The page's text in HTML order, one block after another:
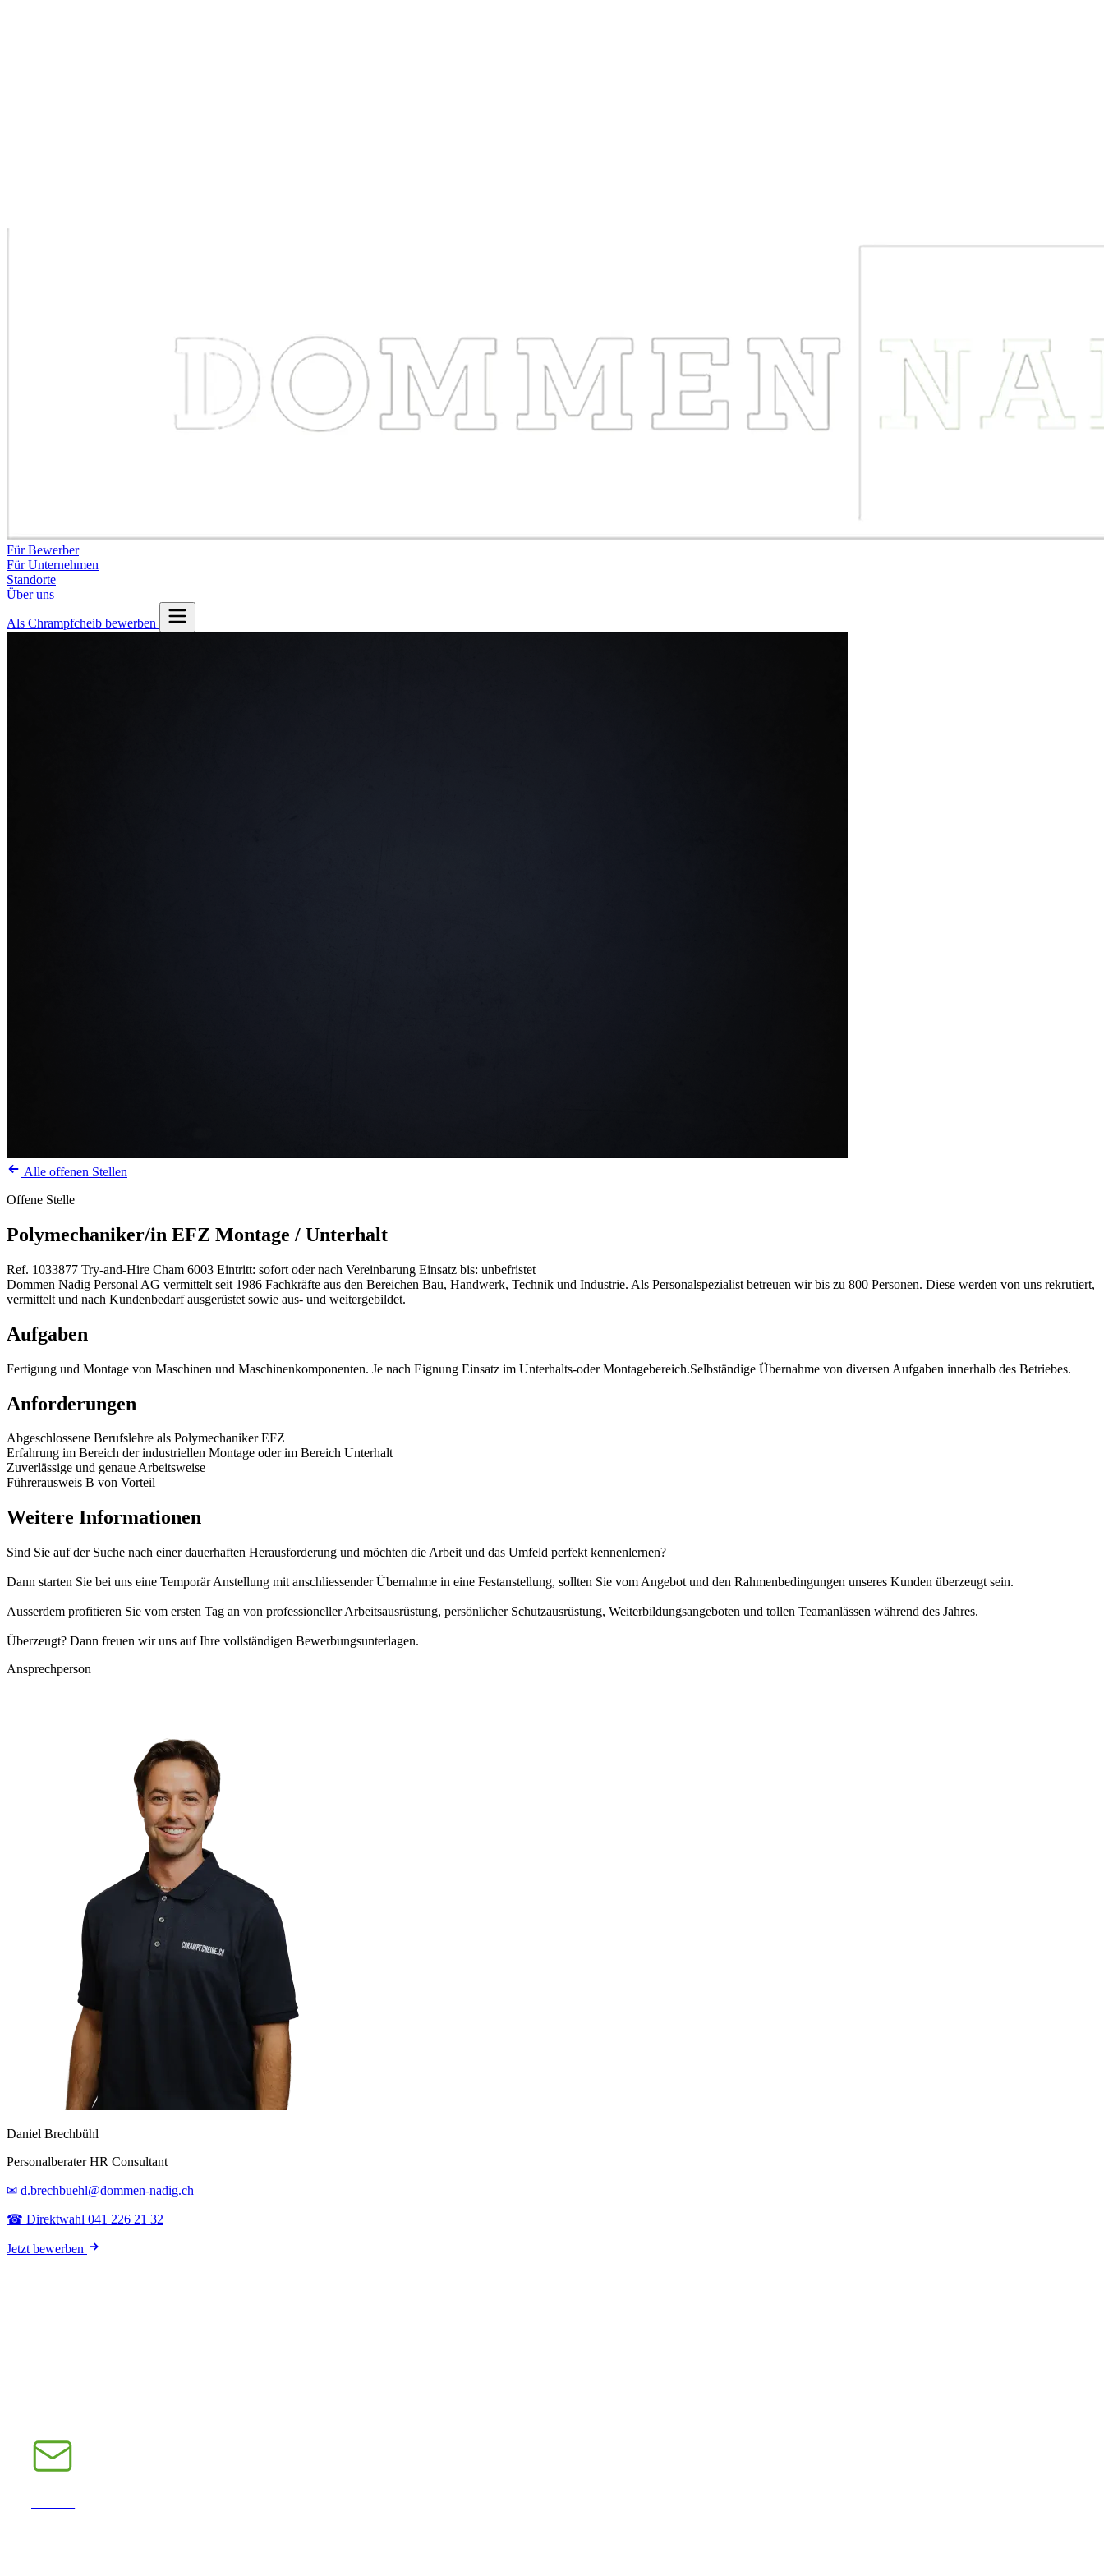
Für Bewerber
Für Unternehmen
Standorte
Über uns
Als Chrampfcheib bewerben
Alle offenen Stellen
Offene Stelle
Polymechaniker/in EFZ Montage / Unterhalt
Ref. 1033877 Try-and-Hire Cham 6003 Eintritt: sofort oder nach Vereinbarung Einsatz bis: unbefristet
Dommen Nadig Personal AG vermittelt seit 1986 Fachkräfte aus den Bereichen Bau, Handwerk, Technik und Industrie. Als Personalspezialist betreuen wir bis zu 800 Personen. Diese werden von uns rekrutiert,
vermittelt und nach Kundenbedarf ausgerüstet sowie aus- und weitergebildet.
Aufgaben
Fertigung und Montage von Maschinen und Maschinenkomponenten. Je nach Eignung Einsatz im Unterhalts-oder Montagebereich.Selbständige Übernahme von diversen Aufgaben innerhalb des Betriebes.
Anforderungen
Abgeschlossene Berufslehre als Polymechaniker EFZ
Erfahrung im Bereich der industriellen Montage oder im Bereich Unterhalt
Zuverlässige und genaue Arbeitsweise
Führerausweis B von Vorteil
Weitere Informationen
Sind Sie auf der Suche nach einer dauerhaften Herausforderung und möchten die Arbeit und das Umfeld perfekt kennenlernen?
Dann starten Sie bei uns eine Temporär Anstellung mit anschliessender Übernahme in eine Festanstellung, sollten Sie vom Angebot und den Rahmenbedingungen unseres Kunden überzeugt sein.
Ausserdem profitieren Sie vom ersten Tag an von professioneller Arbeitsausrüstung, persönlicher Schutzausrüstung, Weiterbildungsangeboten und tollen Teamanlässen während des Jahres.
Überzeugt? Dann freuen wir uns auf Ihre vollständigen Bewerbungsunterlagen.
Ansprechperson
Daniel Brechbühl
Personalberater HR Consultant
✉ d.brechbuehl@dommen-nadig.ch
☎ Direktwahl 041 226 21 32
Jetzt bewerben